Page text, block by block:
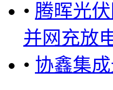
• 腾晖光
并网充放
• 协鑫集